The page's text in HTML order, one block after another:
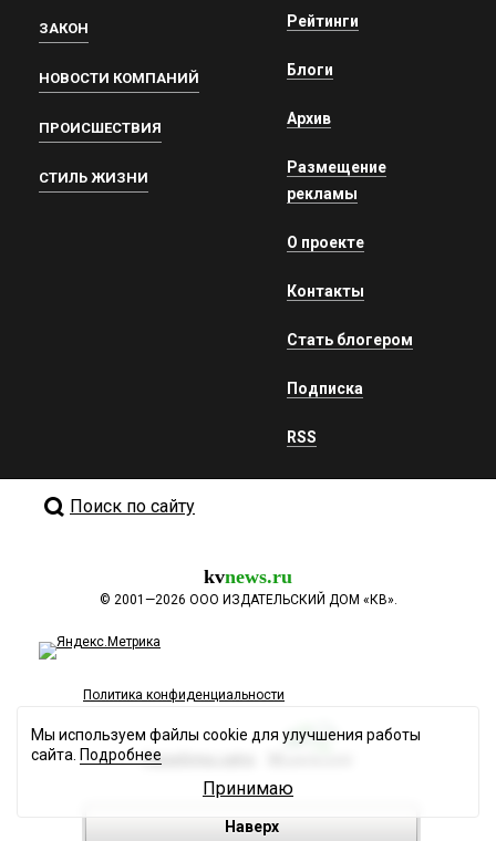
ЗАКОН
НОВОСТИ КОМПАНИЙ
ПРОИСШЕСТВИЯ
СТИЛЬ ЖИЗНИ
Рейтинги
Блоги
Архив
Размещение
рекламы
О проекте
Контакты
Стать блогером
Подписка
RSS
Поиск по сайту
kvnews.ru
© 2001—2026 ООО ИЗДАТЕЛЬСКИЙ ДОМ «КВ».
Политика конфиденциальности
Разработка сайта
Наверх
Мы используем файлы cookie для улучшения работы
сайта. Подробнее
Принимаю